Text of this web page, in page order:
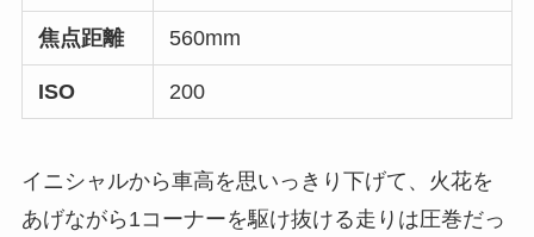
焦点距離 560mm
ISO 200
イニシャルから車高を思いっきり下げて、火花を
あげながら1コーナーを駆け抜ける走りは圧巻だっ